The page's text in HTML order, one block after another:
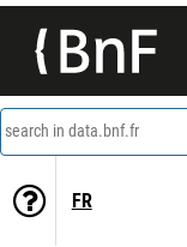
search in data.bnf.fr
FR